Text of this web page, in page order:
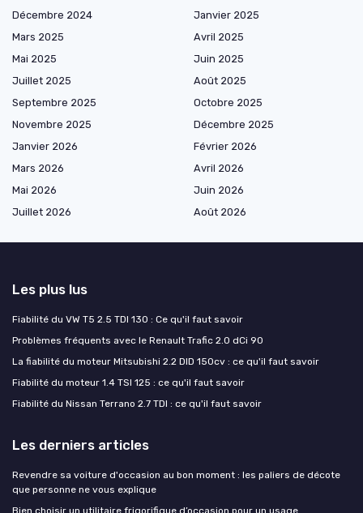
Décembre 2024
Janvier 2025
Mars 2025
Avril 2025
Mai 2025
Juin 2025
Juillet 2025
Août 2025
Septembre 2025
Octobre 2025
Novembre 2025
Décembre 2025
Janvier 2026
Février 2026
Mars 2026
Avril 2026
Mai 2026
Juin 2026
Juillet 2026
Août 2026
Les plus lus
Fiabilité du VW T5 2.5 TDI 130 : Ce qu'il faut savoir
Problèmes fréquents avec le Renault Trafic 2.0 dCi 90
La fiabilité du moteur Mitsubishi 2.2 DID 150cv : ce qu'il faut savoir
Fiabilité du moteur 1.4 TSI 125 : ce qu'il faut savoir
Fiabilité du Nissan Terrano 2.7 TDI : ce qu'il faut savoir
Les derniers articles
Revendre sa voiture d'occasion au bon moment : les paliers de décote
que personne ne vous explique
Bien choisir un utilitaire frigorifique d’occasion pour un usage